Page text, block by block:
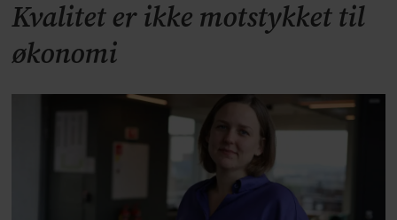
Kvalitet er ikke motstykket til
økonomi